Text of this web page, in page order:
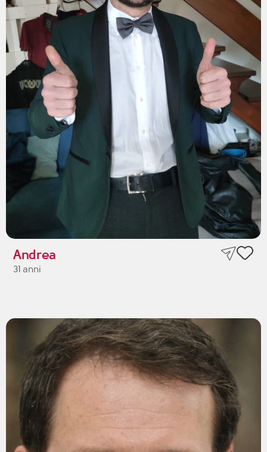
Andrea
31 anni